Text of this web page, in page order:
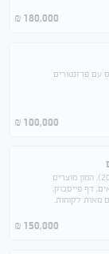
180,000
₪
לפרסום מוכוון לבני 60 פלוס עם פרזנטורים
100,000
₪
למכירה אתר גאדג'טים ותיק (דומיין מ-2014), המון מוצרים
דף פייסבוק,
מאות לקוחות.
150,000
₪